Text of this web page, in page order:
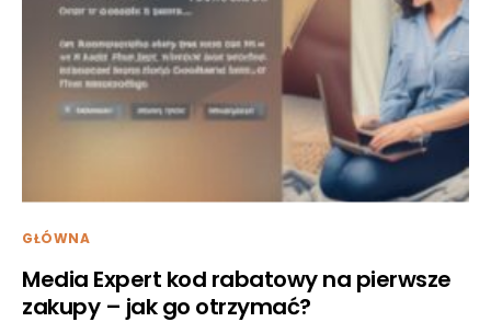
GŁÓWNA
Media Expert kod rabatowy na pierwsze
zakupy – jak go otrzymać?